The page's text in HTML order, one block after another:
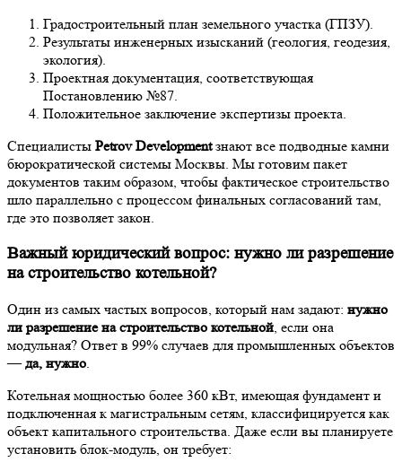
Градостроительный план земельного участка (ГПЗУ).
Результаты инженерных изысканий (геология, геодезия,
экология).
Проектная документация, соответствующая
Постановлению №87.
Положительное заключение экспертизы проекта.
Специалисты Petrov Developmentзнают все подводные камни
бюрократической системы Москвы. Мы готовим пакет
документов таким образом, чтобы фактическое строительство
шло параллельно с процессом финальных согласований там,
где это позволяет закон.
Важный юридический вопрос: нужно ли разрешение
на строительство котельной?
Один из самых частых вопросов, который нам задают: нужно
ли разрешение на строительство котельной , если она
модульная? Ответ в 99% случаев для промышленных объектов
—да, нужно
Котельная мощностью более 360 кВт, имеющая фундамент и
подключенная к магистральным сетям, классифицируется как
объект капитального строительства. Даже если вы планируете
установить блок-модуль, он требует: